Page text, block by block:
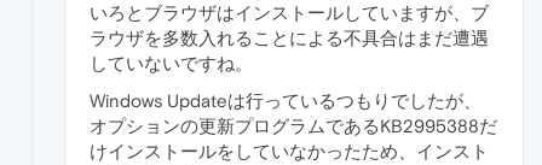
いろとブラウザはインストールしていますが、ブ
ラウザを多数入れることによる不具合はまだ遭遇
していないですね。
Windows Updateは行っているつもりでしたが、
オプションの更新プログラムであるKB2995388だ
けインストールをしていなかったため、インスト